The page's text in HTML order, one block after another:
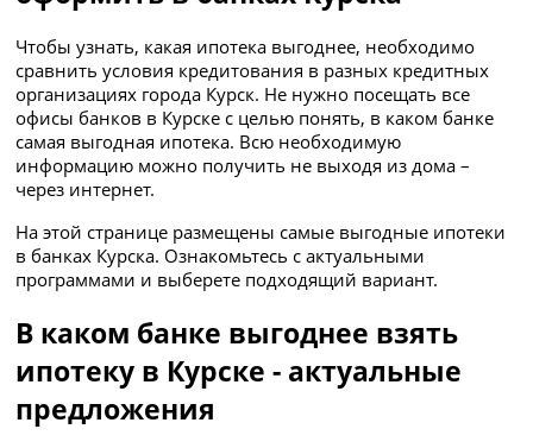
Чтобы узнать, какая ипотека выгоднее, необходимо
сравнить условия кредитования в разных кредитных
организациях города Курск. Не нужно посещать все
офисы банков в Курске с целью понять, в каком банке
самая выгодная ипотека. Всю необходимую
информацию можно получить не выходя из дома –
через интернет.
На этой странице размещены самые выгодные ипотеки
в банках Курска. Ознакомьтесь с актуальными
программами и выберете подходящий вариант.
В каком банке выгоднее взять
ипотеку в Курске - актуальные
предложения